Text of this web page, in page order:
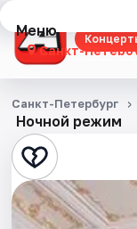
Меню
Санкт-
Концерты
Театр
Стендап
Выставки
Ночной режим
Санкт-Петербург